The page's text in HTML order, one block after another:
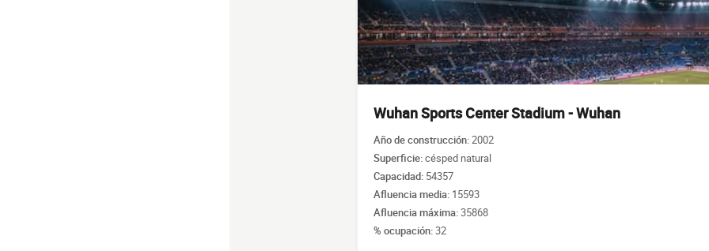
Wuhan Sports Center Stadium - Wuhan
Año de construcción:2002
Superficie:césped natural
Capacidad: 54357
Afluencia media: 15593
Afluencia máxima:35868
% ocupación:32